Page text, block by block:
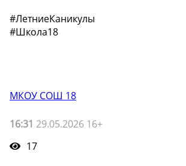
#ЛетниеКаникулы
#Школа18
МКОУ СОШ 18
16:31 29.05.2026 16+
17